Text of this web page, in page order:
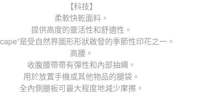
【科技】
柔軟快乾面料。
提供高度的靈活性和舒適性。
是受自然界圖形形狀啟發的季節性印花之一。
高腰。
收腹腰帶帶有彈性和內部抽繩。
用於放置手機或其他物品的腿袋。
全內側腿板可最大程度地減少摩擦。